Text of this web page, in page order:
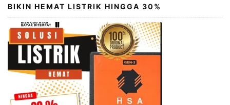
BIKIN HEMAT LISTRIK HINGGA 30%